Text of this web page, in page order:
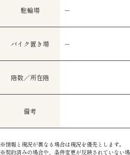
駐輪場 －
バイク置き場 －
階数／所在階
備考
※情報と現況が異なる場合は現況を優先とします。
※契約済みの場合や、条件変更が反映されていない